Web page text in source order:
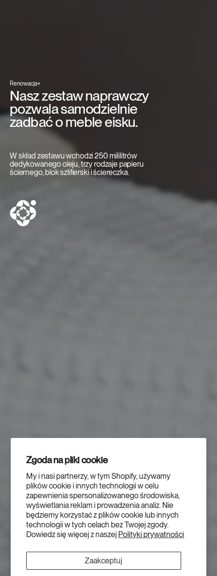
Zgoda na pliki cookie
My i nasi partnerzy, w tym Shopify, używamy
plików cookie i innych technologii w celu
zapewnienia spersonalizowanego środowiska,
wyświetlania reklam i prowadzenia analiz. Nie
będziemy korzystać z plików cookie lub innych
technologii w tych celach bez Twojej zgody.
Dowiedz się więcej z naszej Polityki prywatności
Zaakceptuj
Renowacja+
Nasz zestaw naprawczy
pozwala samodzielnie
zadbać o meble eisku.
W skład zestawu wchodzi 250 mililitrów
dedykowanego oleju, trzy rodzaje papieru
ściernego, blok szlifierski i ściereczka.